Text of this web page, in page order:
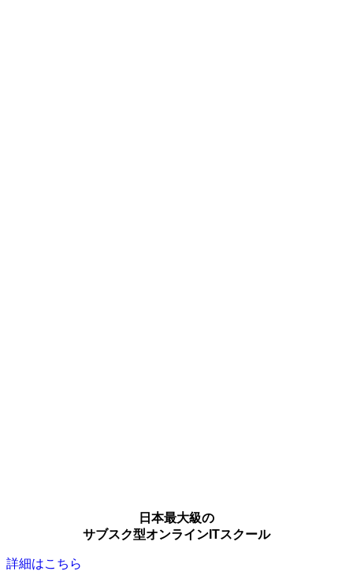
日本最大級の
サブスク型オンラインITスクール
詳細はこちら